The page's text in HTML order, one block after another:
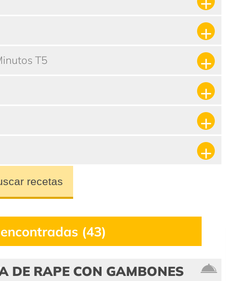
T5
recetas
(43)
DE RAPE CON GAMBONES